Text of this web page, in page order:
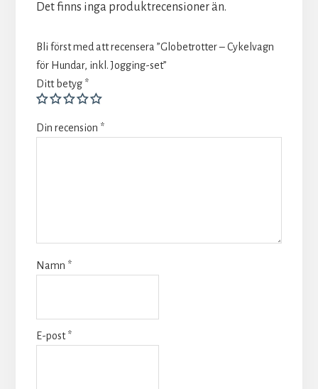
Det finns inga produktrecensioner än.
Bli först med att recensera ”Globetrotter – Cykelvagn
för Hundar, inkl. Jogging-set”
Ditt betyg *
Din recension *
Namn *
E-post*